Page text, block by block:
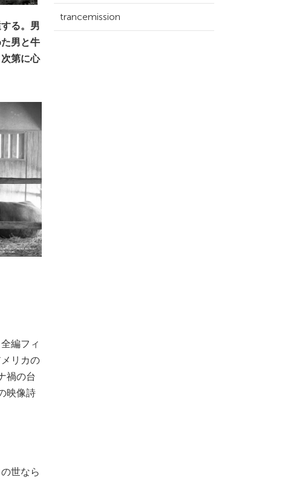
る。男
男と⽜
第に⼼
編フィ
リカの
禍の台
映像詩
世なら
trancemission